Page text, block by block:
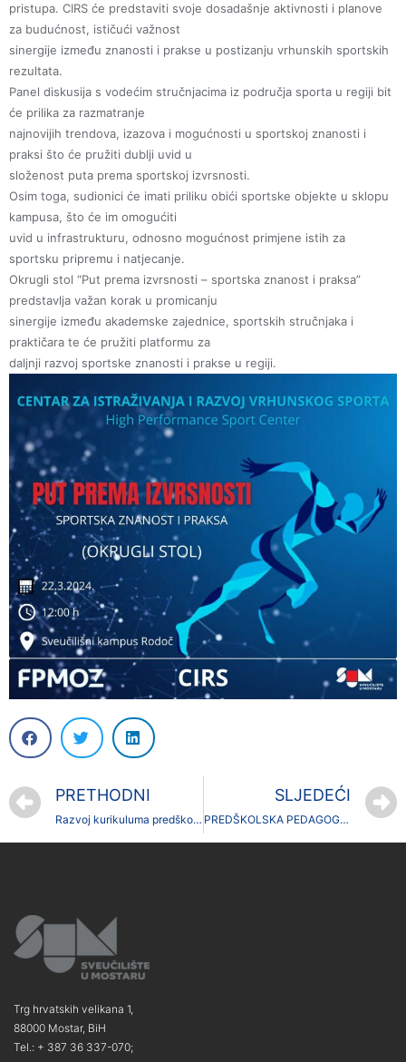
pristupa. CIRS će predstaviti svoje dosadašnje aktivnosti i planove
za budućnost, ističući važnost
sinergije između znanosti i prakse u postizanju vrhunskih sportskih
rezultata.
Panel diskusija s vodećim stručnjacima iz područja sporta u regiji bit
će prilika za razmatranje
najnovijih trendova, izazova i mogućnosti u sportskoj znanosti i
praksi što će pružiti dublji uvid u
složenost puta prema sportskoj izvrsnosti.
Osim toga, sudionici će imati priliku obići sportske objekte u sklopu
kampusa, što će im omogućiti
uvid u infrastrukturu, odnosno mogućnost primjene istih za
sportsku pripremu i natjecanje.
Okrugli stol “Put prema izvrsnosti – sportska znanost i praksa”
predstavlja važan korak u promicanju
sinergije između akademske zajednice, sportskih stručnjaka i
praktičara te će pružiti platformu za
daljnji razvoj sportske znanosti i prakse u regiji.
PRETHODNI
Razvoj kurikuluma predškolskog odgoja 3- obveze
SLJEDEĆI
PREDŠKOLSKA PEDAGOGIJA 1 – OBVEZE
Trg hrvatskih velikana 1,
88000 Mostar, BiH
Tel.: + 387 36 337-070;